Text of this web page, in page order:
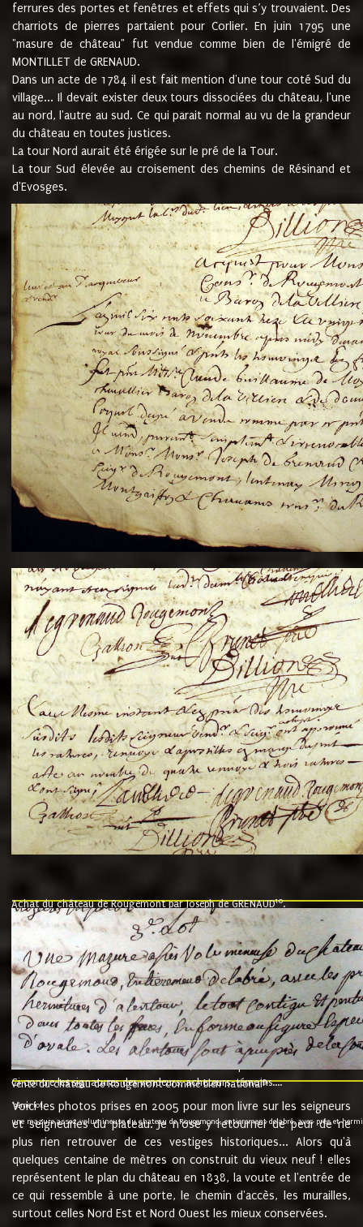
ferrures des portes et fenêtres et effets qui s’y trouvaient. Des
charriots de pierres partaient pour Corlier. En juin 1795 une
"masure de château" fut vendue comme bien de l'émigré de
MONTILLET de GRENAUD.
Dans un acte de 1784 il est fait mention d'une tour coté Sud du
village... Il devait exister deux tours dissociées du château, l'une
au nord, l'autre au sud. Ce qui parait normal au vu de la grandeur
du château en toutes justices.
La tour Nord aurait été érigée sur le pré de la Tour.
La tour Sud élevée au croisement des chemins de Résinand et
d'Evosges.
Achat du château de Rougemont par Joseph de GRENAUD10.
"l'an mil six cent soixante treze le ving neuvième jour du mois de
nommé fut présent Messire Claude Guillaume de Moyriat chevalier baron
vend, purement simplement et irrevocablement a monseigneur monsieur
et chavannes conseiller du roy au parlement de Bourgogne, present et
que le dit seigneur Baron de la Vellière a sur ses hommes, indivisables et
de la Velliere tout ainsi et comme le dit seigneur Baron et ses
présent......"
suivent les rentes, donation des terriers, etc... au prix de 880 livre louis
Ci contre les signatures des vendeurs, acheteurs, témoins....
vente du château de Rougemont comme bien national9.
"3ème lot
une mazure assez volumineuse du chateau de Rougemond, entierement delabré, avec près et
Voici les photos prises en 2005 pour mon livre sur les seigneurs
et seigneuries du plateau. Je n'ose y retourner de peur de ne
plus rien retrouver de ces vestiges historiques... Alors qu'à
quelques centaine de mètres on construit du vieux neuf ! elles
représentent le plan du château en 1838, la voute et l'entrée de
ce qui ressemble à une porte, le chemin d'accès, les murailles,
surtout celles Nord Est et Nord Ouest les mieux conservées.